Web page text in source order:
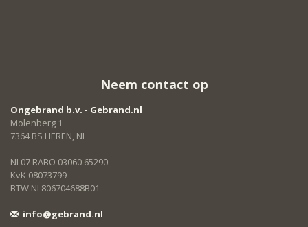
Neem contact op
Ongebrand b.v. - Gebrand.nl
Molenberg 1
7364 BS LIEREN, NL
NL07 RABO 03060 65290
KvK 08073799
BTW NL806704688B01
info@gebrand.nl